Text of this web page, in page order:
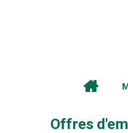
Offres